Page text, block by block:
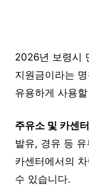
2026년 보령시
지원금이라는
유용하게 사용
주유소 및 카센터
발유, 경유 등
카센터에서의
수 있습니다.